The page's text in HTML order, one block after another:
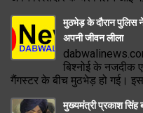
मुठभेड़ के दौरान पुलिस
अपनी जीवन लीला
बिश्नोई के नजदीक
गैंगस्टर के बीच मुठभेड़ हो गई।
मुख्यमंत्री प्रकाश सिंह